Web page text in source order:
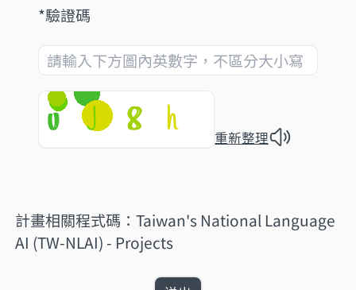
*驗證碼
重新整理
計畫相關程式碼：Taiwan's National Language
AI (TW-NLAI) - Projects